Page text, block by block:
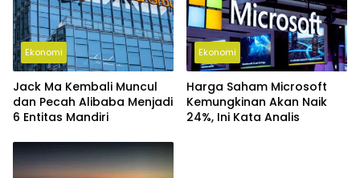
Ekonomi
Jack Ma Kembali Muncul
dan Pecah Alibaba Menjadi
6 Entitas Mandiri
Ekonomi
Harga Saham Microsoft
Kemungkinan Akan Naik
24%, Ini Kata Analis